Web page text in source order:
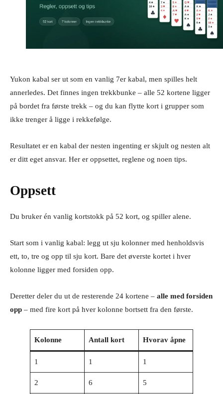
Yukon kabal ser ut som en vanlig 7er kabal, men spilles helt
annerledes. Det finnes ingen trekkbunke – alle 52 kortene ligger
på bordet fra første trekk – og du kan flytte kort i grupper som
ikke trenger å ligge i rekkefølge.
Resultatet er en kabal der nesten ingenting er skjult og nesten alt
er ditt eget ansvar. Her er oppsettet, reglene og noen tips.
Oppsett
Du bruker én vanlig kortstokk på 52 kort, og spiller alene.
Start som i vanlig kabal: legg ut sju kolonner med henholdsvis
ett, to, tre og opp til sju kort. Bare det øverste kortet i hver
kolonne ligger med forsiden opp.
Deretter deler du ut de resterende 24 kortene – alle med forsiden
opp – med fire kort på hver kolonne bortsett fra den første.
Kolonne Antall kort Hvorav åpne
1 1 1
2 6 5